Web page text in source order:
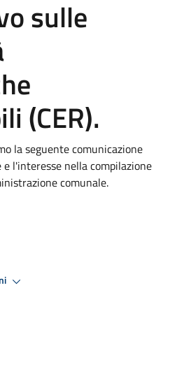
sulle
(CER).
la seguente comunicazione
e l'interesse nella compilazione
comunale.